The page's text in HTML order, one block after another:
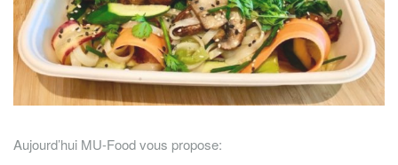
Aujourd’hui MU-Food vous propose: